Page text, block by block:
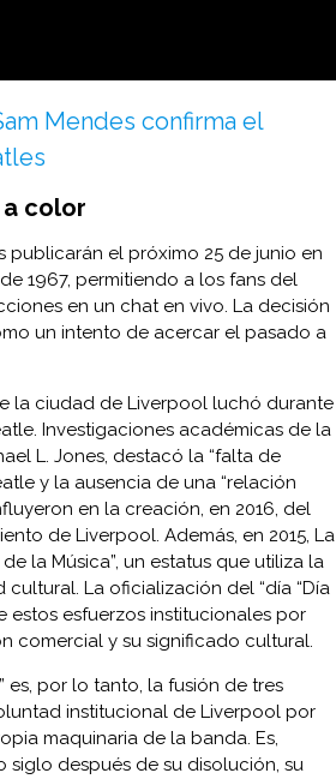
Mendes confirma el
color
publicarán el próximo 25 de junio en
1967, permitiendo a los fans del
en un chat en vivo. La decisión
un intento de acercar el pasado a
la ciudad de Liverpool luchó durante
Investigaciones académicas de la
L. Jones, destacó la “falta de
y la ausencia de una “relación
en la creación, en 2016, del
de Liverpool. Además, en 2015, La
la Música”, un estatus que utiliza la
La oficialización del “día “Día
estos esfuerzos institucionales por
comercial y su significado cultural.
es, por lo tanto, la fusión de tres
institucional de Liverpool por
maquinaria de la banda. Es,
siglo después de su disolución, su